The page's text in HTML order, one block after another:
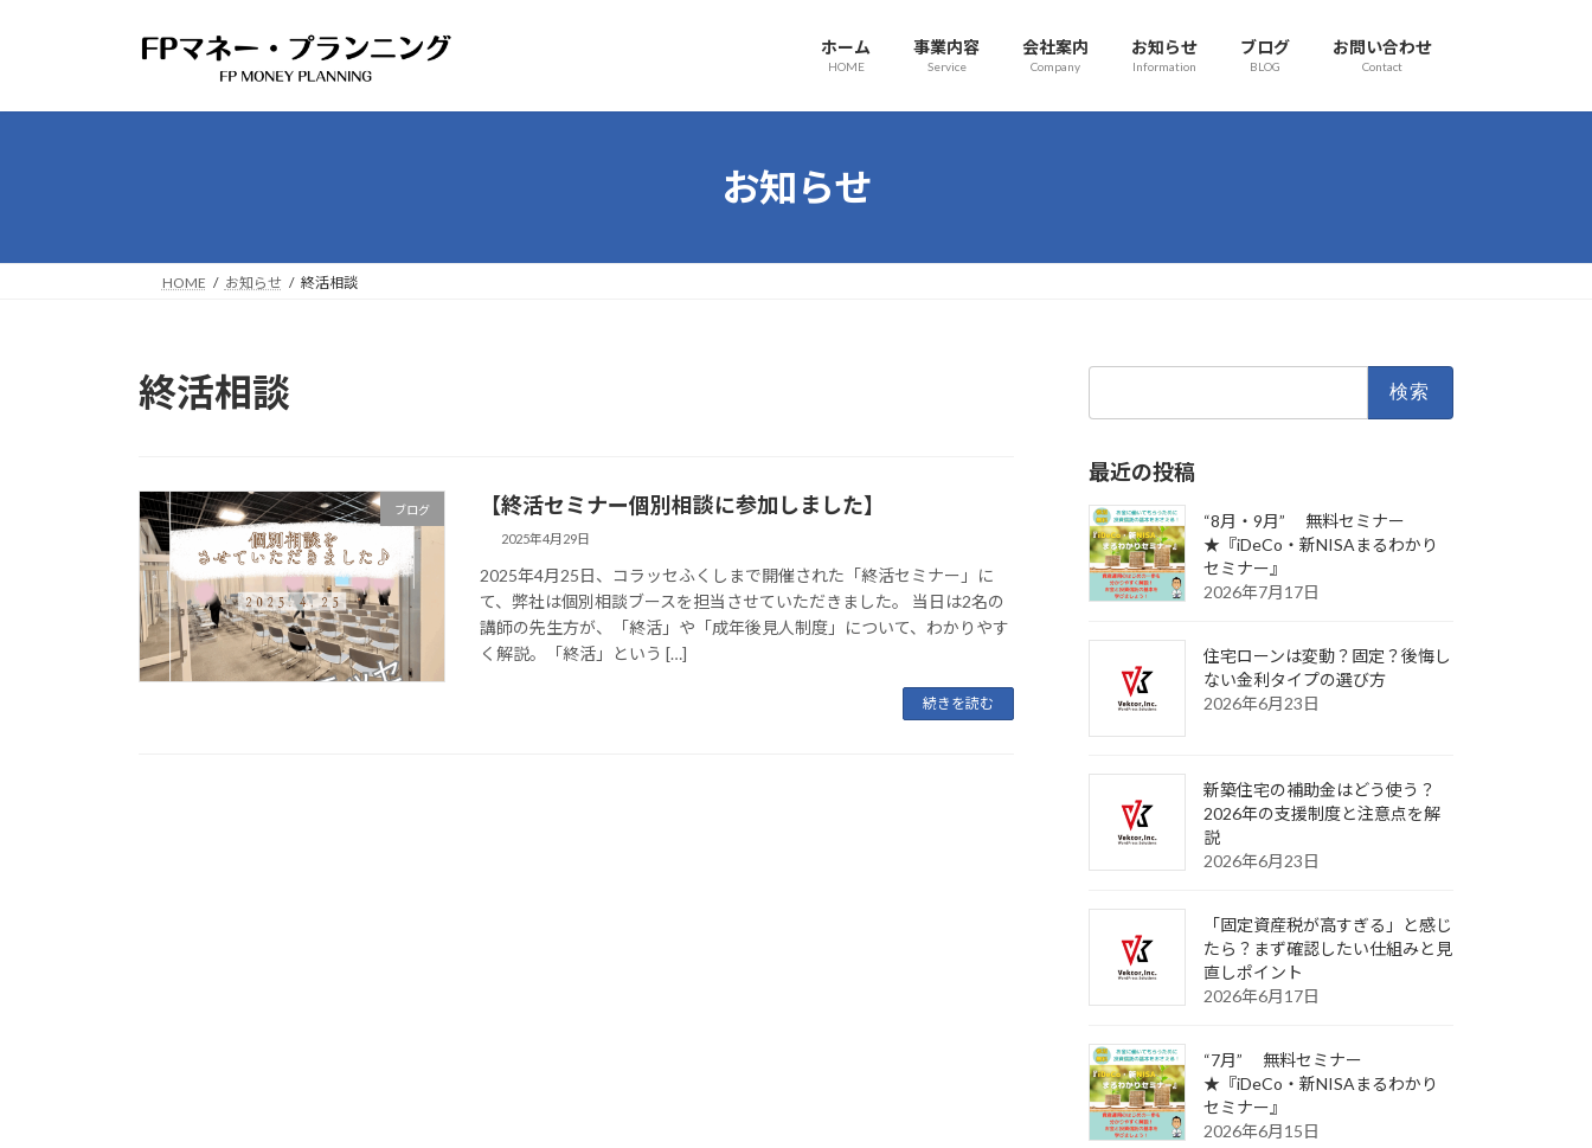
プ
動
ホーム
HOME
事業内容
Service
会社案内
Company
お知らせ
Information
ブログ
BLOG
お問い合わせ
Contact
お知らせ
HOME お知らせ 終活相談
終活相談
ブログ 【終活セミナー個別相談に参加しました】
2025年4月29日
2025年4月25日、コラッセふくしまで開催された「終活セミナー」に
て、弊社は個別相談ブースを担当させていただきました。 当日は2名の
講師の先生方が、「終活」や「成年後見人制度」について、わかりやす
く解説。「終活」という […]
続きを読む
最近の投稿
“8月・9月” 無料セミナー
★『iDeCo・新NISAまるわかり
セミナー』
2026年7月17日
住宅ローンは変動？固定？後悔し
ない金利タイプの選び方
2026年6月23日
新築住宅の補助金はどう使う？
2026年の支援制度と注意点を解
説
2026年6月23日
「固定資産税が高すぎる」と感じ
たら？まず確認したい仕組みと見
直しポイント
2026年6月17日
“7月” 無料セミナー
★『iDeCo・新NISAまるわかり
セミナー』
2026年6月15日